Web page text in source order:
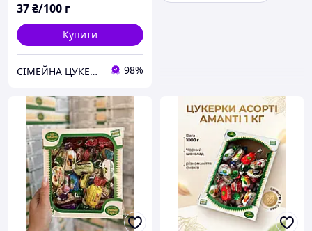
37₴/100 г
Купити
СІМЕЙНА ЦУКЕРНЯ 98%